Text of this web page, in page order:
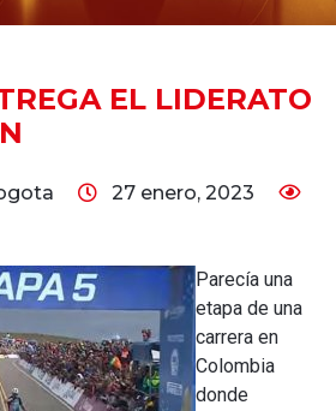
EL LIDERATO
27 enero, 2023
Parecía una
etapa de una
carrera en
Colombia
donde